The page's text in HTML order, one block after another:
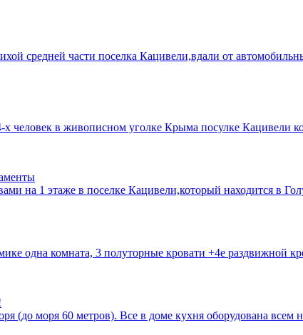
средней части поселка Кацивели,вдали от
человек в живописном уголке Крыма посулке Кацивели
на 1 этаже в поселке Кацивели,который находится в
одна комната, 3 полуторные кровати +4е раздвижной
(до моря 60 метров). Все в доме кухня оборудована